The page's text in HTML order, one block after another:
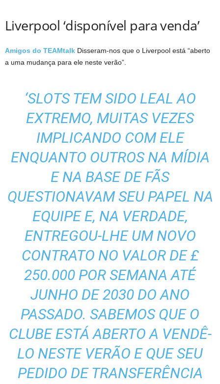
Liverpool ‘disponível para venda’
Amigos do TEAMtalk Disseram-nos que o Liverpool está “aberto
a uma mudança para ele neste verão”.
‘SLOTS TEM SIDO LEAL AO
EXTREMO, MUITAS VEZES
IMPLICANDO COM ELE
ENQUANTO OUTROS NA MÍDIA
E NA BASE DE FÃS
QUESTIONAVAM SEU PAPEL NA
EQUIPE E, NA VERDADE,
ENTREGOU-LHE UM NOVO
CONTRATO NO VALOR DE £
250.000 POR SEMANA ATÉ
JUNHO DE 2030 DO ANO
PASSADO. SABEMOS QUE O
CLUBE ESTÁ ABERTO A VENDÊ-
LO NESTE VERÃO E QUE SEU
PEDIDO DE TRANSFERÊNCIA